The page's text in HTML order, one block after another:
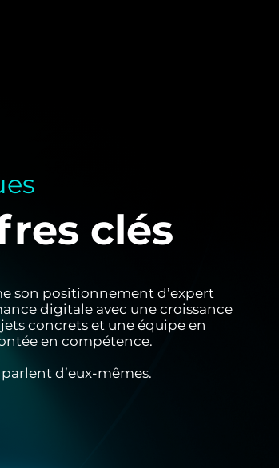
clés
son positionnement d’expert
digitale avec une croissance
concrets et une équipe en
en compétence.
d’eux-mêmes.